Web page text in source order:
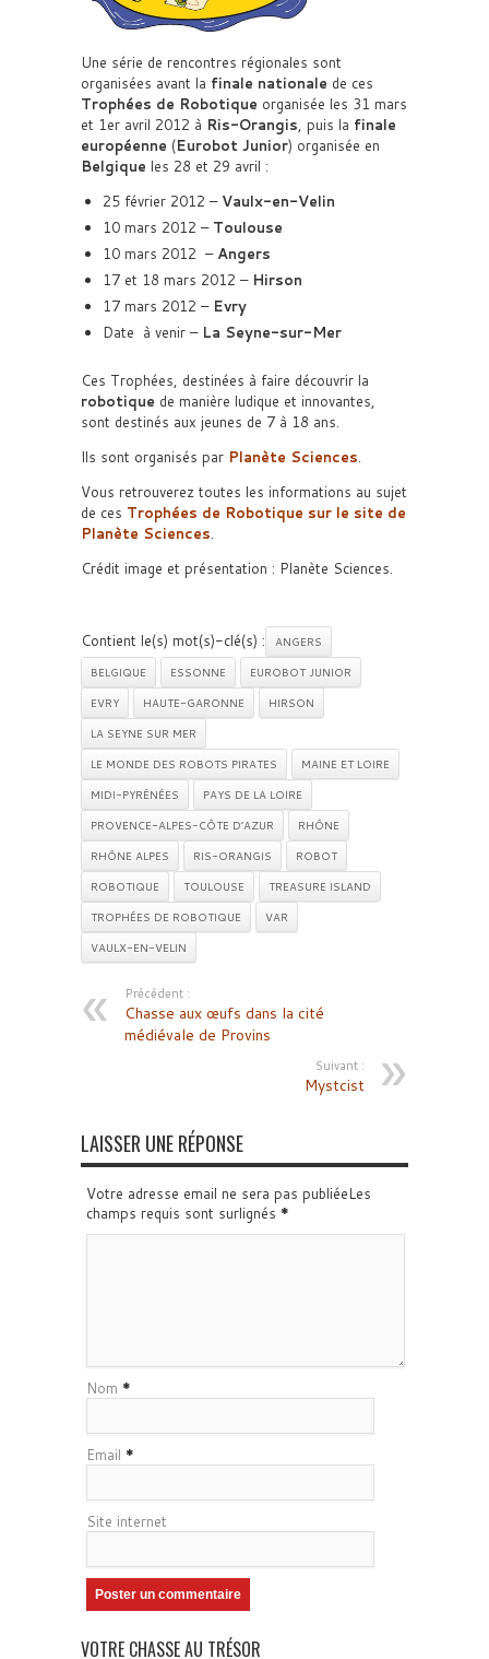
Une série de rencontres régionales sont
organisées avant la finale nationale de ces
Trophées de Robotique organisée les 31 mars
et 1er avril 2012 à Ris-Orangis, puis la finale
européenne (Eurobot Junior) organisée en
Belgique les 28 et 29 avril :
25 février 2012 – Vaulx-en-Velin
10 mars 2012 – Toulouse
10 mars 2012 – Angers
17 et 18 mars 2012 – Hirson
17 mars 2012 – Evry
Date à venir – La Seyne-sur-Mer
Ces Trophées, destinées à faire découvrir la
robotique de manière ludique et innovantes,
sont destinés aux jeunes de 7 à 18 ans.
Ils sont organisés par Planète Sciences.
Vous retrouverez toutes les informations au sujet
de ces Trophées de Robotique sur le site de
Planète Sciences.
Crédit image et présentation : Planète Sciences.
Contient le(s) mot(s)-clé(s) :
ANGERS
BELGIQUE
ESSONNE
EUROBOT JUNIOR
EVRY
HAUTE-GARONNE
HIRSON
LA SEYNE SUR MER
LE MONDE DES ROBOTS PIRATES
MAINE ET LOIRE
MIDI-PYRÉNÉES
PAYS DE LA LOIRE
PROVENCE-ALPES-CÔTE D’AZUR
RHÔNE
RHÔNE ALPES
RIS-ORANGIS
ROBOT
ROBOTIQUE
TOULOUSE
TREASURE ISLAND
TROPHÉES DE ROBOTIQUE
VAR
VAULX-EN-VELIN
Précédent :
Chasse aux œufs dans la cité
médiévale de Provins
Suivant :
Mystcist
LAISSER UNE RÉPONSE
Votre adresse email ne sera pas publiéeLes
champs requis sont surlignés *
Nom *
Email *
Site internet
VOTRE CHASSE AU TRÉSOR